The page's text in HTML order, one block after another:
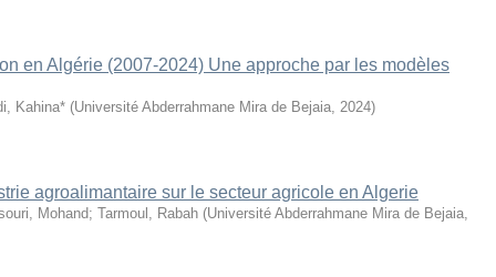
en Algérie (2007-2024) Une approche par les modèles
Kahina* (Université Abderrahmane Mira de Bejaia, 2024)
agroalimantaire sur le secteur agricole en Algerie
Mohand; Tarmoul, Rabah (Université Abderrahmane Mira de Bejaia,